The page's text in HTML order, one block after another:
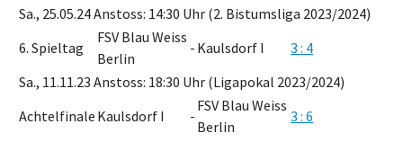
Sa., 25.05.24 Anstoss: 14:30 Uhr (2. Bistumsliga 2023/2024)
6. Spieltag
FSV Blau Weiss
Berlin
- Kaulsdorf I
3 : 4
Sa., 11.11.23 Anstoss: 18:30 Uhr (Ligapokal 2023/2024)
Achtelfinale Kaulsdorf I -
FSV Blau Weiss
Berlin
3 : 6